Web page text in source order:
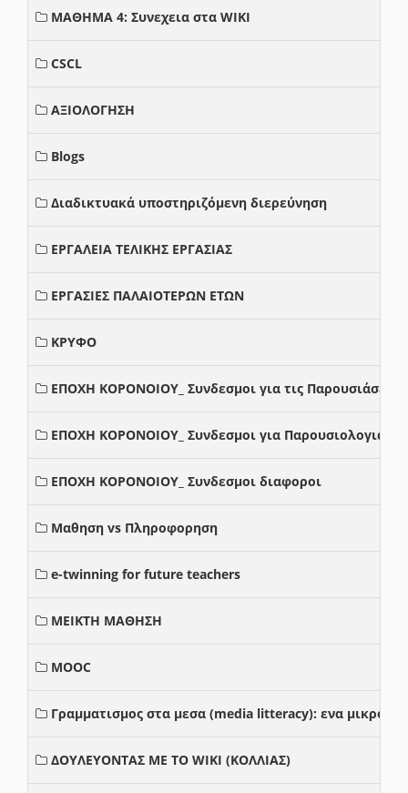
ΜΑΘΗΜΑ 4: Συνεχεια στα WIKI
CSCL
ΑΞΙΟΛΟΓΗΣΗ
Blogs
Διαδικτυακά υποστηριζόμενη διερεύνηση
ΕΡΓΑΛΕΙΑ ΤΕΛΙΚΗΣ ΕΡΓΑΣΙΑΣ
ΕΡΓΑΣΙΕΣ ΠΑΛΑΙΟΤΕΡΩΝ ΕΤΩΝ
ΚΡΥΦΟ
ΕΠΟΧΗ ΚΟΡΟΝΟΙΟΥ_ Συνδεσμοι για τις Παρουσιάσεις
ΕΠΟΧΗ ΚΟΡΟΝΟΙΟΥ_ Συνδεσμοι για Παρουσιολογια
ΕΠΟΧΗ ΚΟΡΟΝΟΙΟΥ_ Συνδεσμοι διαφοροι
Μαθηση vs Πληροφορηση
e-twinning for future teachers
ΜΕΙΚΤΗ ΜΑΘΗΣΗ
MOOC
Γραμματισμος στα μεσα (media litteracy): ενα μικρο
ΔΟΥΛΕΥΟΝΤΑΣ ΜΕ ΤΟ WIKI (ΚΟΛΛΙΑΣ)